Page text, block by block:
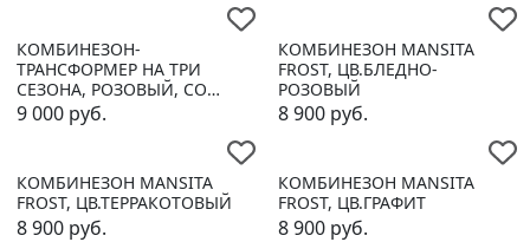
КОМБИНЕЗОН-
ТРАНСФОРМЕР НА ТРИ
СЕЗОНА, РОЗОВЫЙ, СО
ЗВЁЗДОЧКАМИ
9 000 руб.
КОМБИНЕЗОН MANSITA
FROST, ЦВ.БЛЕДНО-
РОЗОВЫЙ
8 900 руб.
КОМБИНЕЗОН MANSITA
FROST, ЦВ.ТЕРРАКОТОВЫЙ
8 900 руб.
КОМБИНЕЗОН MANSITA
FROST, ЦВ.ГРАФИТ
8 900 руб.